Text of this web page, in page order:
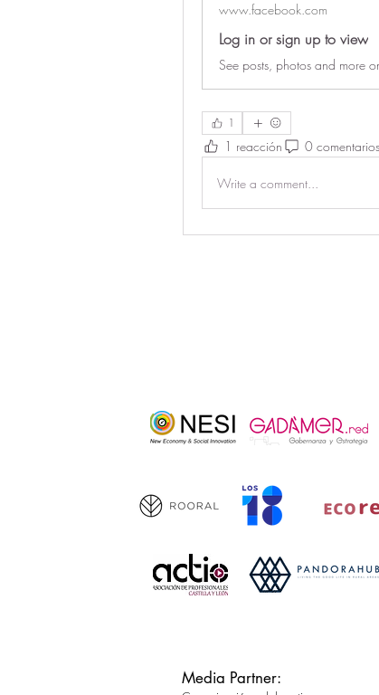
www.facebook.com
Log in or sign up to view
See posts, photos and more
1
1 reacción 0 comentarios
Write a comment...
Media Partner: